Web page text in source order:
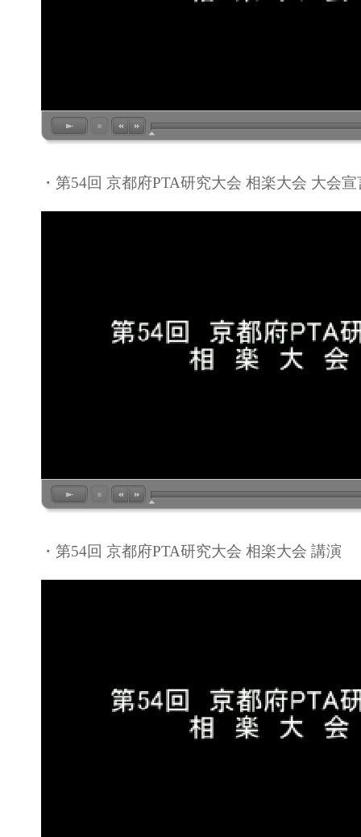
・第54回 京都府PTA研究大会 相楽大会 大会宣
・第54回 京都府PTA研究大会 相楽大会 講演